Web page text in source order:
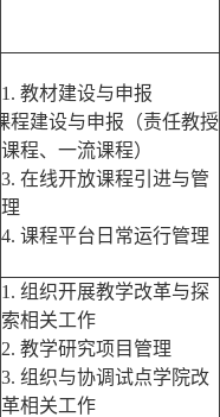
1. 教材建设与申报
程建设与申报（责任教授
课程、一流课程）
3. 在线开放课程引进与管
理
4. 课程平台日常运行管理
1. 组织开展教学改革与探
索相关工作
2. 教学研究项目管理
3. 组织与协调试点学院改
革相关工作